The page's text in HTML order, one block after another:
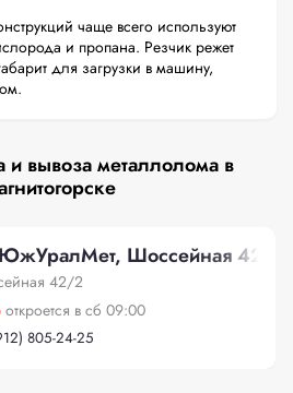
чаще всего используют
и пропана. Резчик режет
для загрузки в машину,
вывоза металлолома в
Шоссейная 42/2
42/2
откроется в сб 09:00
805-24-25